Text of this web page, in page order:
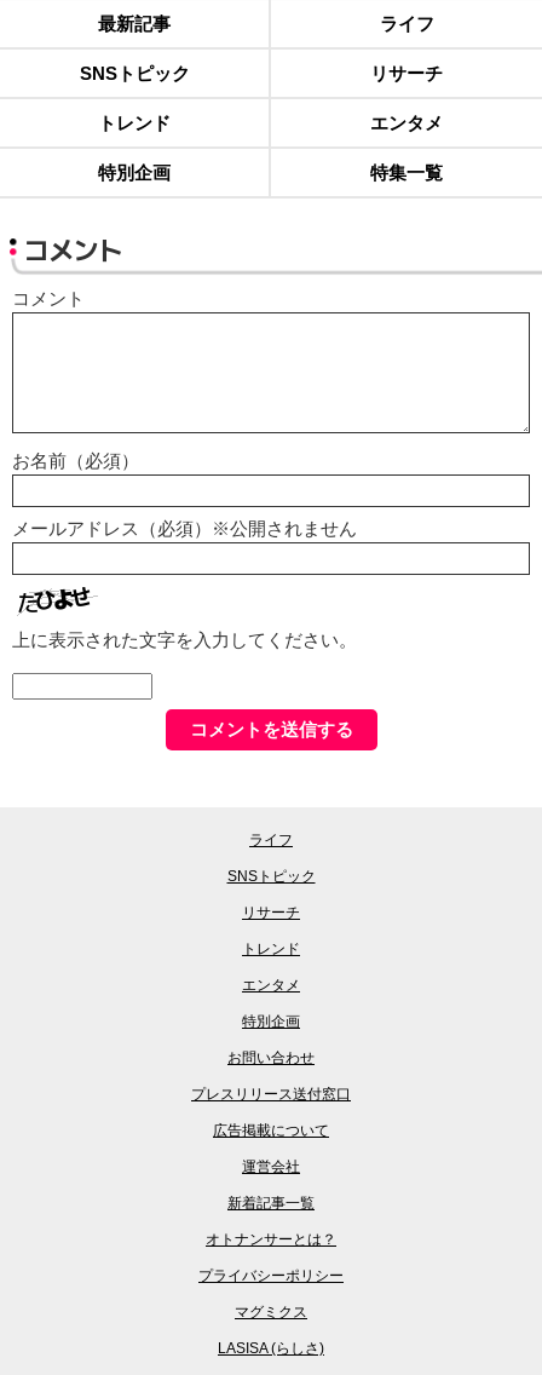
最新記事 ライフ
SNSトピック リサーチ
トレンド エンタメ
特別企画 特集一覧
コメント
コメント
お名前（必須）
メールアドレス（必須）※公開されません
上に表示された文字を入力してください。
ライフ
SNSトピック
リサーチ
トレンド
エンタメ
特別企画
お問い合わせ
プレスリリース送付窓口
広告掲載について
運営会社
新着記事一覧
オトナンサーとは？
プライバシーポリシー
マグミクス
LASISA (らしさ)